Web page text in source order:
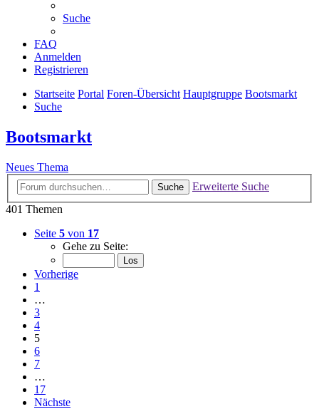
Suche
FAQ
Anmelden
Registrieren
Startseite Portal Foren-Übersicht Hauptgruppe Bootsmarkt
Suche
Bootsmarkt
Neues Thema
Suche
Erweiterte Suche
401 Themen
Seite 5 von 17
Gehe zu Seite:
Vorherige
1
…
3
4
5
6
7
…
17
Nächste